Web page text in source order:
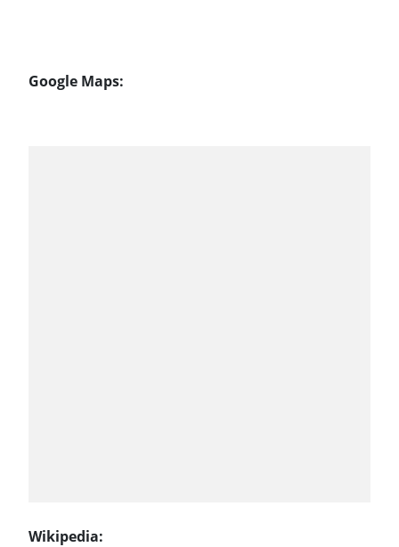
Google Maps:
Wikipedia: